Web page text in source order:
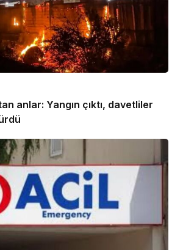
anlar: Yangın çıktı, davetliler